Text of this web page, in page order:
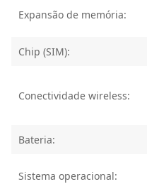
Expansão de memória:
Chip (SIM):
Conectividade wireless:
Bateria:
Sistema operacional: